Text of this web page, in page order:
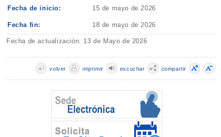
Fecha de inicio: 15 de mayo de 2026
Fecha fin: 18 de mayo de 2026
Fecha de actualización: 13 de Mayo de 2026
compartir
escuchar
imprimir
volver